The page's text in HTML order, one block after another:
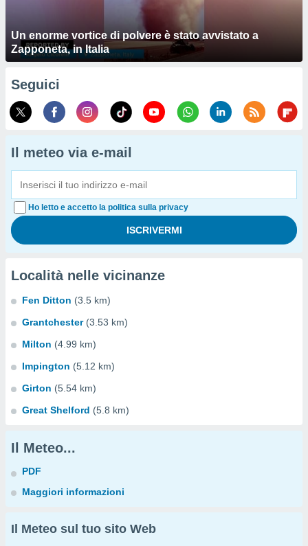
Un enorme vortice di polvere è stato avvistato a
Zapponeta, in Italia
Seguici
Il meteo via e-mail
Ho letto e accetto la politica sulla privacy
Località nelle vicinanze
Fen Ditton (3.5 km)
Grantchester (3.53 km)
Milton (4.99 km)
Impington (5.12 km)
Girton (5.54 km)
Great Shelford (5.8 km)
Il Meteo...
PDF
Maggiori informazioni
Il Meteo sul tuo sito Web